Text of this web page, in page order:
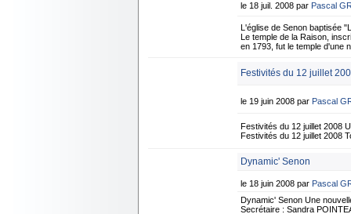
le 18 juil. 2008 par Pascal
L'église de Senon baptisée
Le temple de la Raison,
en 1793, fut le temple d'une
Festivités du 12 juillet
le 19 juin 2008 par Pascal
Festivités du 12 juillet 2008
Festivités du 12 juillet 2008
Dynamic' Senon
le 18 juin 2008 par Pascal
Dynamic' Senon Une
Secrétaire : Sandra